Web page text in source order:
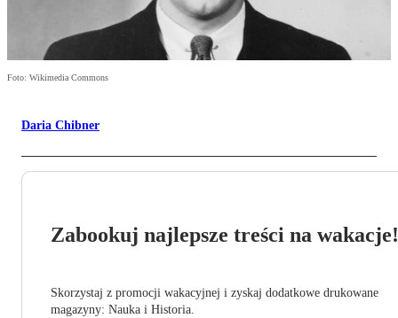
Foto: Wikimedia Commons
Daria Chibner
Zabookuj najlepsze treści na wakacje!
Skorzystaj z promocji wakacyjnej i zyskaj dodatkowe drukowane
magazyny: Nauka i Historia.